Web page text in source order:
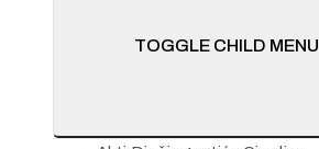
TOGGLE CHILD MENU